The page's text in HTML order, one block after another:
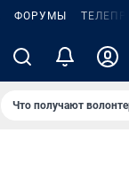
ФОРУМЫ
Что получают